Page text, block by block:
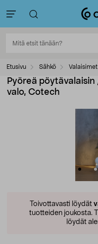
Etusivu Sähkö
Pyöreä
valo, Cotech
Toivottavasti löydät
tuotteiden joukosta.
löydät